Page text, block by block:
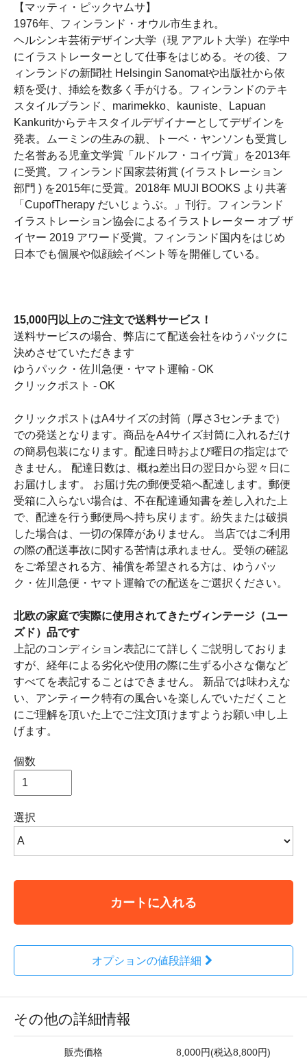
【マッティ・ピックヤムサ】
1976年、フィンランド・オウル市生まれ。
ヘルシンキ芸術デザイン大学（現 アアルト大学）在学中
にイラストレーターとして仕事をはじめる。その後、フ
ィンランドの新聞社 Helsingin Sanomatや出版社から依
頼を受け、挿絵を数多く手がける。フィンランドのテキ
スタイルブランド、marimekko、kauniste、Lapuan
Kankuritからテキスタイルデザイナーとしてデザインを
発表。ムーミンの生みの親、トーベ・ヤンソンも受賞し
た名誉ある児童文学賞「ルドルフ・コイヴ賞」を2013年
に受賞。フィンランド国家芸術賞 (イラストレーション
部門 ) を2015年に受賞。2018年 MUJI BOOKS より共著
「CupofTherapy だいじょうぶ。」刊行。フィンランド
イラストレーション協会によるイラストレーター オブ ザ
イヤー 2019 アワード受賞。フィンランド国内をはじめ
日本でも個展や似顔絵イベント等を開催している。
15,000円以上のご注文で送料サービス！
送料サービスの場合、弊店にて配送会社をゆうパックに
決めさせていただきます
ゆうパック・佐川急便・ヤマト運輸 - OK
クリックポスト - OK
クリックポストはA4サイズの封筒（厚さ3センチまで）
での発送となります。商品をA4サイズ封筒に入れるだけ
の簡易包装になります。配達日時および曜日の指定はで
きません。 配達日数は、概ね差出日の翌日から翌々日に
お届けします。 お届け先の郵便受箱へ配達します。郵便
受箱に入らない場合は、不在配達通知書を差し入れた上
で、配達を行う郵便局へ持ち戻ります。紛失または破損
した場合は、一切の保障がありません。 当店ではご利用
の際の配送事故に関する苦情は承れません。受領の確認
をご希望される方、補償を希望される方は、ゆうパッ
ク・佐川急便・ヤマト運輸での配送をご選択ください。
北欧の家庭で実際に使用されてきたヴィンテージ（ユー
ズド）品です
上記のコンディション表記にて詳しくご説明しておりま
すが、経年による劣化や使用の際に生ずる小さな傷など
すべてを表記することはできません。 新品では味わえな
い、アンティーク特有の風合いを楽しんでいただくこと
にご理解を頂いた上でご注文頂けますようお願い申し上
げます。
個数
選択
カートに入れる
オプションの値段詳細
その他の詳細情報
販売価格 8,000円(税込8,800円)